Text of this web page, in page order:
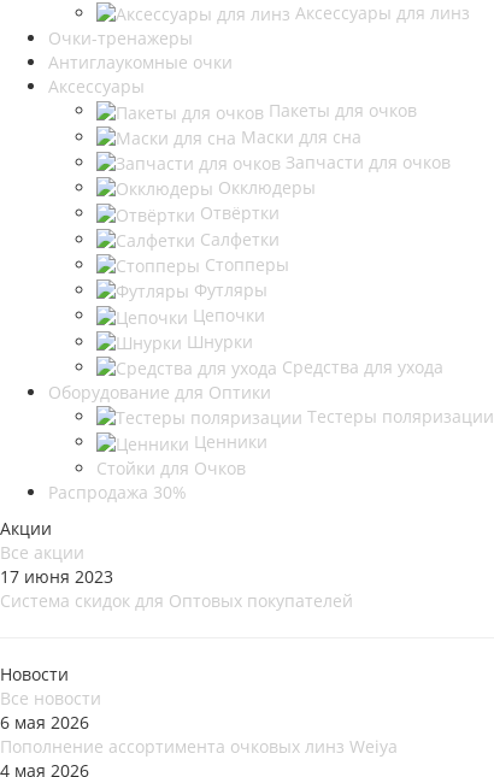
Аксессуары для линз
Очки-тренажеры
Антиглаукомные очки
Аксессуары
Пакеты для очков
Маски для сна
Запчасти для очков
Окклюдеры
Отвёртки
Салфетки
Стопперы
Футляры
Цепочки
Шнурки
Средства для ухода
Оборудование для Оптики
Тестеры поляризации
Ценники
Стойки для Очков
Распродажа 30%
Акции
Все акции
17 июня 2023
Система скидок для Оптовых покупателей
Новости
Все новости
6 мая 2026
Пополнение ассортимента очковых линз Weiya
4 мая 2026